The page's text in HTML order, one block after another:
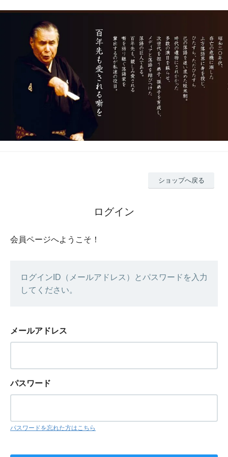
ショップへ戻る
ログイン
会員ページへようこそ！
ログインID（メールアドレス）とパスワードを入力
してください。
メールアドレス
パスワード
パスワードを忘れた方はこちら